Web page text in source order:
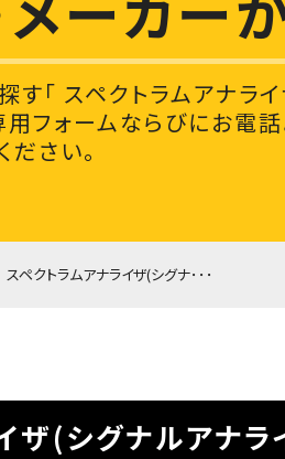
す「 スペクトラムアナラ
フォームならびにお電話
さい。
スペクトラムアナライザ(シグナ･･･
ザ(シグナルアナラ